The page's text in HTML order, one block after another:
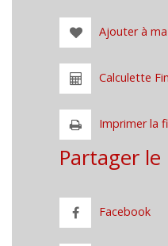
Ajouter à
Calculette
Imprimer la
Partager le
Facebook